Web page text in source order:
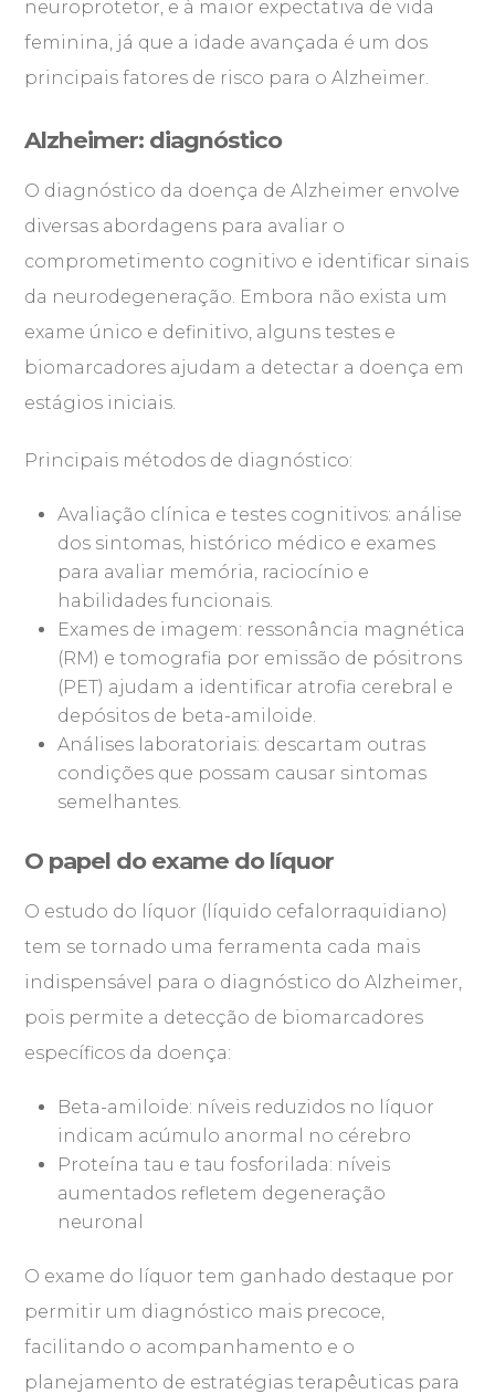
neuroprotetor, e à maior expectativa de vida
feminina, já que a idade avançada é um dos
principais fatores de risco para o Alzheimer.
Alzheimer: diagnóstico
O diagnóstico da doença de Alzheimer envolve
diversas abordagens para avaliar o
comprometimento cognitivo e identificar sinais
da neurodegeneração. Embora não exista um
exame único e definitivo, alguns testes e
biomarcadores ajudam a detectar a doença em
estágios iniciais.
Principais métodos de diagnóstico:
Avaliação clínica e testes cognitivos: análise
dos sintomas, histórico médico e exames
para avaliar memória, raciocínio e
habilidades funcionais.
Exames de imagem: ressonância magnética
(RM) e tomografia por emissão de pósitrons
(PET) ajudam a identificar atrofia cerebral e
depósitos de beta-amiloide.
Análises laboratoriais: descartam outras
condições que possam causar sintomas
semelhantes.
O papel do exame do líquor
O estudo do líquor (líquido cefalorraquidiano)
tem se tornado uma ferramenta cada mais
indispensável para o diagnóstico do Alzheimer,
pois permite a detecção de biomarcadores
específicos da doença:
Beta-amiloide: níveis reduzidos no líquor
indicam acúmulo anormal no cérebro
Proteína tau e tau fosforilada: níveis
aumentados refletem degeneração
neuronal
O exame do líquor tem ganhado destaque por
permitir um diagnóstico mais precoce,
facilitando o acompanhamento e o
planejamento de estratégias terapêuticas para